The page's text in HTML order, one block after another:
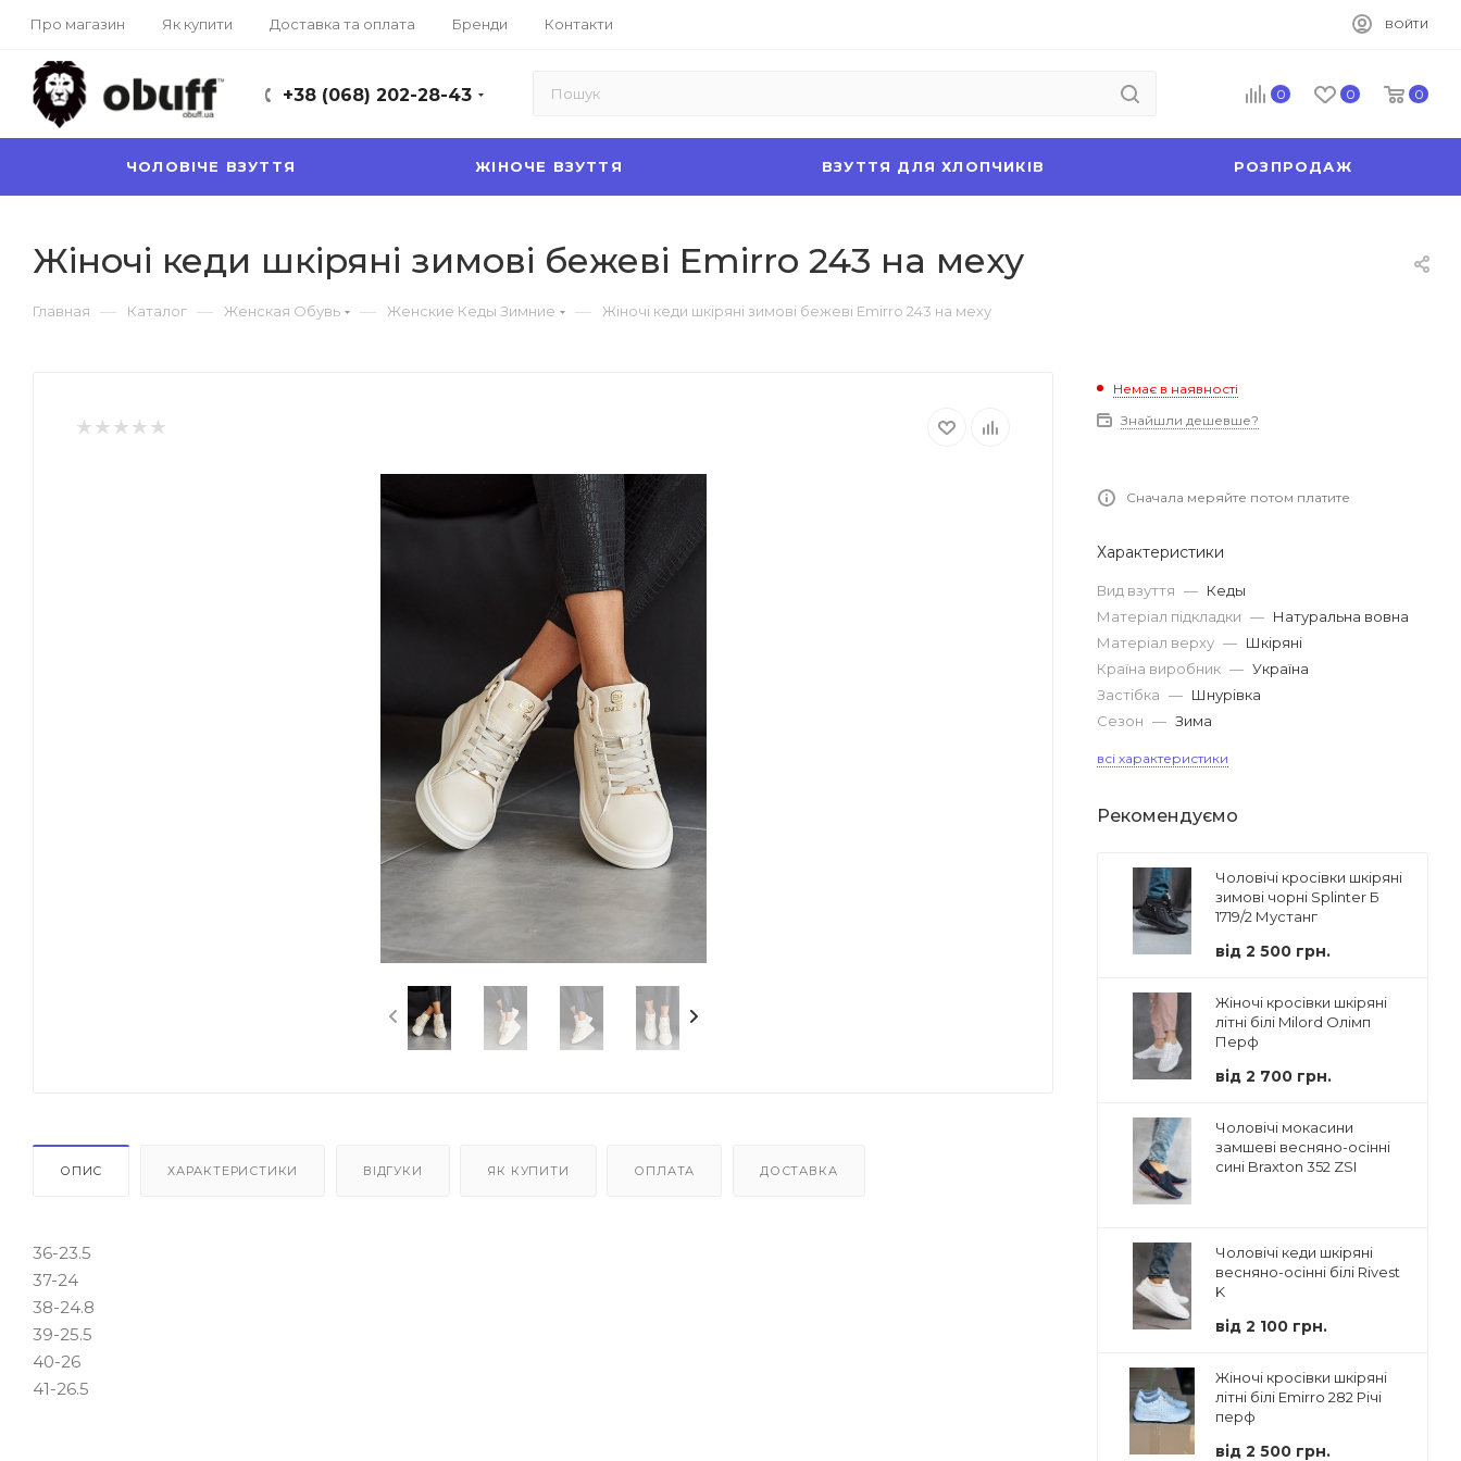
Про магазин Як купити Доставка та оплата Бренди Контакти ВОЙТИ
+38 (068) 202-28-43 0 0 0
ЧОЛОВІЧЕ ВЗУТТЯ ЖІНОЧЕ ВЗУТТЯ ВЗУТТЯ ДЛЯ ХЛОПЧИКІВ РОЗПРОДАЖ
Жіночі кеди шкіряні зимові бежеві Emirro 243 на меху
Главная — Каталог — Женская Обувь — Женские Кеды Зимние — Жіночі кеди шкіряні зимові бежеві Emirro 243 на меху
ОПИС ХАРАКТЕРИСТИКИ ВІДГУКИ ЯК КУПИТИ ОПЛАТА ДОСТАВКА
36-23.5
37-24
38-24.8
39-25.5
40-26
41-26.5
Немає в наявності
Знайшли дешевше?
Сначала меряйте потом платите
Характеристики
Вид взуття — Кеды
Матеріал підкладки — Натуральна вовна
Матеріал верху — Шкіряні
Країна виробник — Україна
Застібка — Шнурівка
Сезон — Зима
всі характеристики
Рекомендуємо
Чоловічі кросівки шкіряні
зимові чорні Splinter Б
1719/2 Мустанг
від 2 500 грн.
Жіночі кросівки шкіряні
літні білі Milord Олімп
Перф
від 2 700 грн.
Чоловічі мокасини
замшеві весняно-осінні
сині Braxton 352 ZSI
Чоловічі кеди шкіряні
весняно-осінні білі Rivest
K
від 2 100 грн.
Жіночі кросівки шкіряні
літні білі Emirro 282 Річі
перф
від 2 500 грн.